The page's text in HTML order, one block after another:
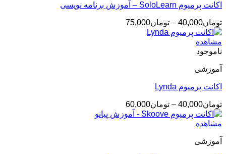
اکانت پرمیوم SoloLearn – آموزش برنامه نویسی
تومان40,000
– تومان75,000محدوده
مشاهده
ناموجود
آموزشی
اکانت پرمیوم Lynda
تومان40,000
– تومان60,000محدوده
قیمت:
مشاهده
آموزشی